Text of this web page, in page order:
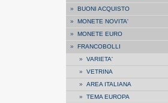
» BUONI ACQUISTO
» MONETE NOVITA'
» MONETE EURO
» FRANCOBOLLI
» VARIETA'
» VETRINA
» AREA ITALIANA
» TEMA EUROPA